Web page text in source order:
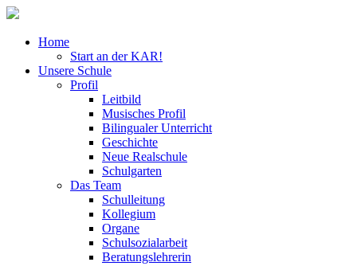
Home
Start an der KAR!
Unsere Schule
Profil
Leitbild
Musisches Profil
Bilingualer Unterricht
Geschichte
Neue Realschule
Schulgarten
Das Team
Schulleitung
Kollegium
Organe
Schulsozialarbeit
Beratungslehrerin